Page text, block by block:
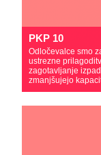
PKP 10
Odločevalce smo
ustrezne
zagotavljanje
zmanjšujejo